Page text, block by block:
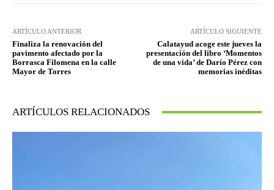
ARTÍCULO ANTERIOR
Finaliza la renovación del
pavimento afectado por la
Borrasca Filomena en la calle
Mayor de Torres
ARTÍCULO SIGUIENTE
Calatayud acoge este jueves la
presentación del libro ‘Momentos
de una vida’ de Darío Pérez con
memorias inéditas
ARTÍCULOS RELACIONADOS